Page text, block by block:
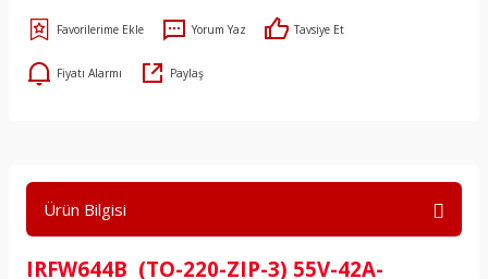
Yorum Yaz Tavsiye Et
Fiyatı Alarmı Paylaş
Ürün Bilgisi
IRFW644B (TO-220-ZIP-3) 55V-42A-